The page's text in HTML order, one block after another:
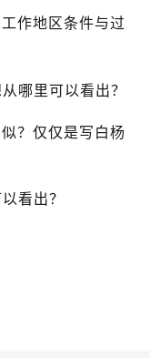
作地区条件与过
哪里可以看出？
？仅仅是写白杨
看出？